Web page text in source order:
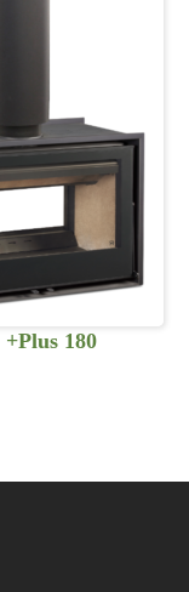
180